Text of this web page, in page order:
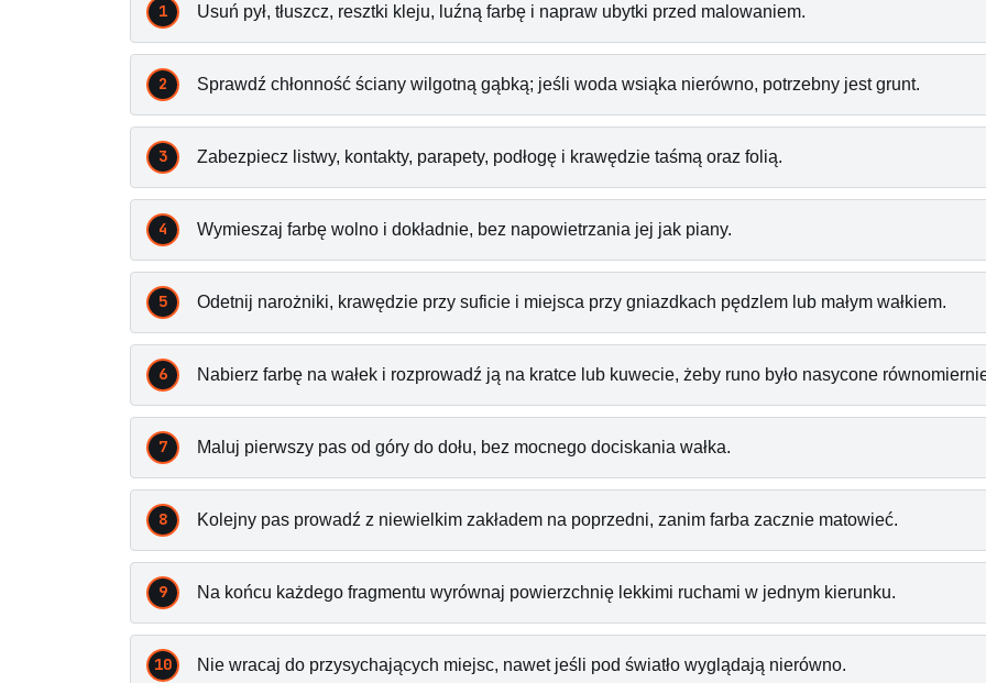
Usuń pył, tłuszcz, resztki kleju, luźną farbę i napraw ubytki przed malowaniem.
Sprawdź chłonność ściany wilgotną gąbką; jeśli woda wsiąka nierówno, potrzebny jest grunt.
Zabezpiecz listwy, kontakty, parapety, podłogę i krawędzie taśmą oraz folią.
Wymieszaj farbę wolno i dokładnie, bez napowietrzania jej jak piany.
Odetnij narożniki, krawędzie przy suficie i miejsca przy gniazdkach pędzlem lub małym wałkiem.
Nabierz farbę na wałek i rozprowadź ją na kratce lub kuwecie, żeby runo było nasycone
Maluj pierwszy pas od góry do dołu, bez mocnego dociskania wałka.
Kolejny pas prowadź z niewielkim zakładem na poprzedni, zanim farba zacznie matowieć.
Na końcu każdego fragmentu wyrównaj powierzchnię lekkimi ruchami w jednym kierunku.
Nie wracaj do przysychających miejsc, nawet jeśli pod światło wyglądają nierówno.